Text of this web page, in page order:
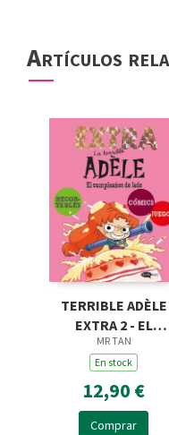
Artículos
TERRIBLE ADÈLE
EXTRA 2 - EL
CUMPLEAÑOS DE
JADE
MR TAN
En stock
12,90 €
Comprar